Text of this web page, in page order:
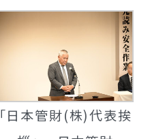
「日本管財(株)代表挨